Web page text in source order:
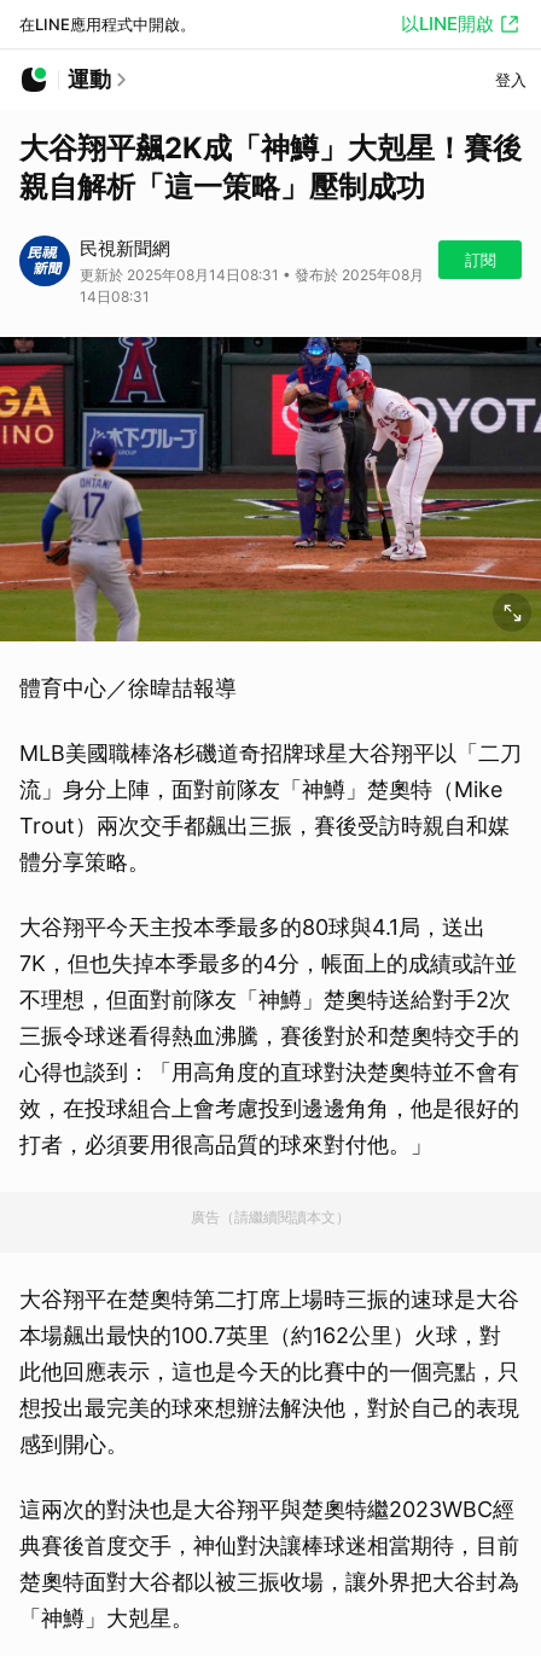
在LINE應用程式中開啟。 以LINE開啟
運動 登入
大谷翔平飆2K成「神鱒」大剋星！賽後
親自解析「這一策略」壓制成功
民視新聞網
更新於 2025年08月14日08:31 • 發布於 2025年08月
14日08:31
訂閱
體育中心／徐暐喆報導
MLB美國職棒洛杉磯道奇招牌球星大谷翔平以「二刀
流」身分上陣，面對前隊友「神鱒」楚奧特（Mike
Trout）兩次交手都飆出三振，賽後受訪時親自和媒
體分享策略。
大谷翔平今天主投本季最多的80球與4.1局，送出
7K，但也失掉本季最多的4分，帳面上的成績或許並
不理想，但面對前隊友「神鱒」楚奧特送給對手2次
三振令球迷看得熱血沸騰，賽後對於和楚奧特交手的
心得也談到：「用高角度的直球對決楚奧特並不會有
效，在投球組合上會考慮投到邊邊角角，他是很好的
打者，必須要用很高品質的球來對付他。」
廣告（請繼續閱讀本文）
大谷翔平在楚奧特第二打席上場時三振的速球是大谷
本場飆出最快的100.7英里（約162公里）火球，對
此他回應表示，這也是今天的比賽中的一個亮點，只
想投出最完美的球來想辦法解決他，對於自己的表現
感到開心。
這兩次的對決也是大谷翔平與楚奧特繼2023WBC經
典賽後首度交手，神仙對決讓棒球迷相當期待，目前
楚奧特面對大谷都以被三振收場，讓外界把大谷封為
「神鱒」大剋星。